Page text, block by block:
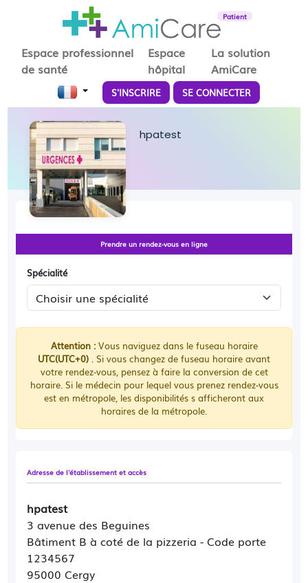
Patient
Espace professionnel
de santé
Espace
hôpital
La solution
AmiCare
S'INSCRIRE SE CONNECTER
hpatest
Adresse de l'établissement et accès
hpatest
3 avenue des Beguines
Bâtiment B à coté de la pizzeria - Code porte
1234567
95000 Cergy
Prendre un rendez-vous en ligne
Spécialité
Attention :Vous naviguez dans le fuseau horaire
UTC(UTC+0) . Si vous changez de fuseau horaire avant
votre rendez-vous, pensez à faire la conversion de cet
horaire. Si le médecin pour lequel vous prenez rendez-vous
est en métropole, les disponibilités s afficheront aux
horaires de la métropole.